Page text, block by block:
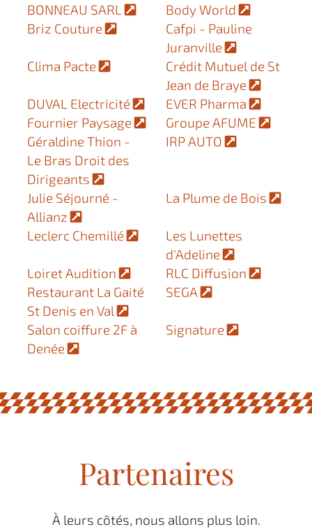
BONNEAU SARL
Body World
Briz Couture
Cafpi - Pauline
Juranville
Clima Pacte
Crédit Mutuel de St
Jean de Braye
DUVAL Electricité
EVER Pharma
Fournier Paysage
Groupe AFUME
Géraldine Thion -
Le Bras Droit des
Dirigeants
IRP AUTO
Julie Séjourné -
Allianz
La Plume de Bois
Leclerc Chemillé
Les Lunettes
d'Adeline
Loiret Audition
RLC Diffusion
Restaurant La Gaité
St Denis en Val
SEGA
Salon coiffure 2F à
Denée
Signature
Partenaires
À leurs côtés, nous allons plus loin.